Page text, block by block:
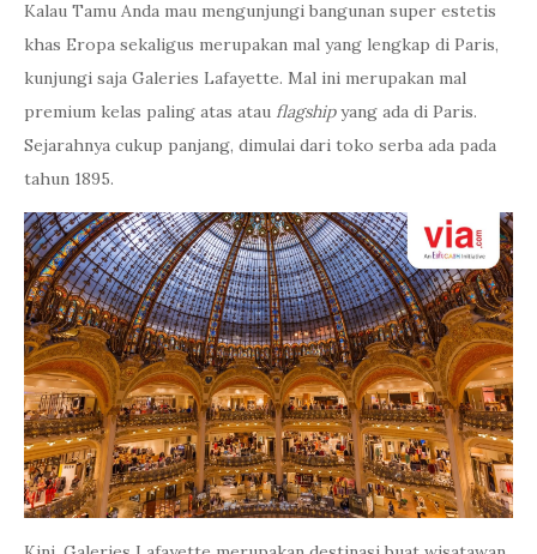
Kini, Galeries Lafayette merupakan destinasi buat wisatawan
yang ingin menemukan barang-barangpremium brand.
Kuliner-kuliner lezat dari seluruh dunia yang disajikan
dengan mewah juga bisa ditemukan di sini. Nikmati juga
keindahan bangunannya yang benar-benar menggambarkan